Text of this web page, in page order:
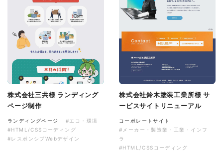
株式会社三共様 ランディング
ページ制作
ランディングページ
#エコ・環境
#HTML/CSSコーディング
#レスポンシブWebデザイン
株式会社鈴木塗装工業所様 サ
ービスサイトリニューアル
コーポレートサイト
#メーカー・製造業・工業・インフ
ラ
#HTML/CSSコーディング